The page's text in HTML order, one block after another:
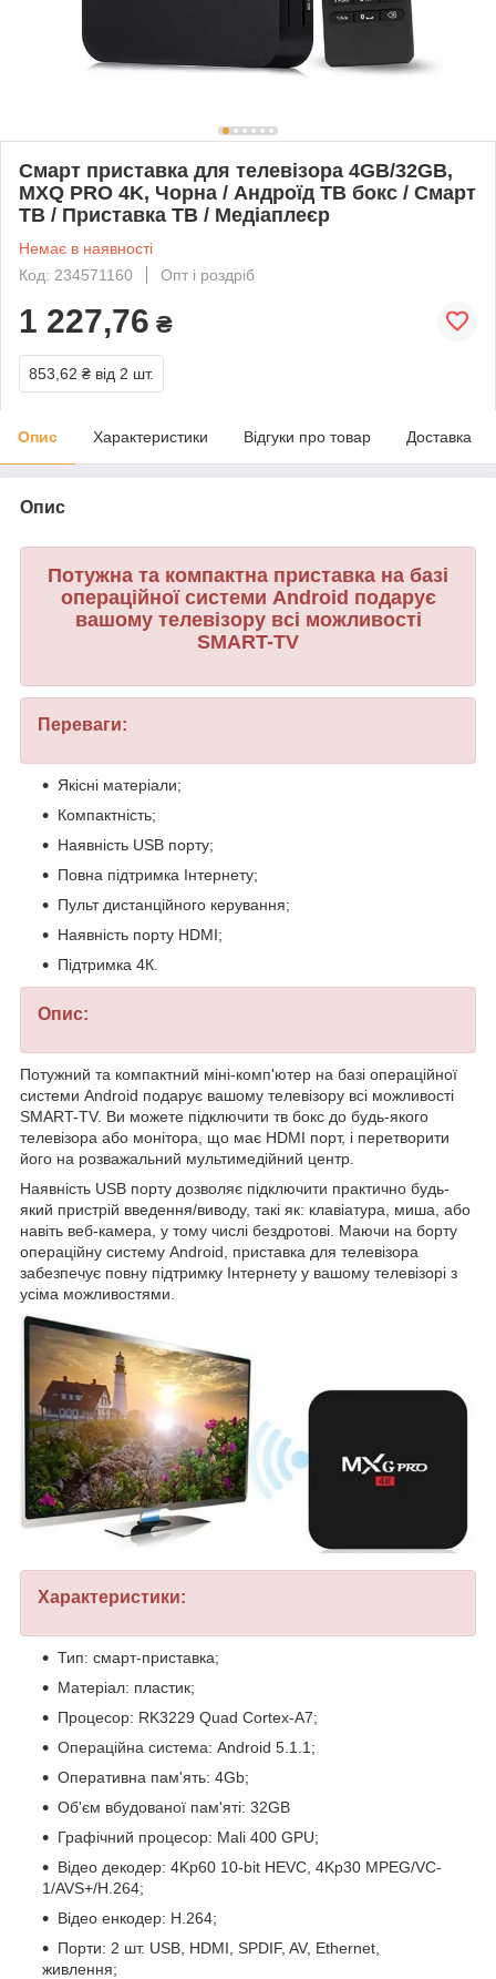
Смарт приставка для телевізора 4GB/32GB,
MXQ PRO 4K, Чорна / Андроїд ТВ бокс / Смарт
ТВ / Приставка ТВ / Медіаплеєр
Немає в наявності
Код: 234571160
Опт і роздріб
1 227,76 ₴
853,62 ₴ від 2 шт.
Опис Характеристики Відгуки про товар Доставка
Опис
Потужна та компактна приставка на базі
операційної системи Android подарує
вашому телевізору всі можливості
SMART-TV
Переваги:
Якісні матеріали;
Компактність;
Наявність USB порту;
Повна підтримка Інтернету;
Пульт дистанційного керування;
Наявність порту HDMI;
Підтримка 4К.
Опис:
Потужний та компактний міні-комп'ютер на базі операційної
системи Android подарує вашому телевізору всі можливості
SMART-TV. Ви можете підключити тв бокс до будь-якого
телевізора або монітора, що має HDMI порт, і перетворити
його на розважальний мультимедійний центр.
Наявність USB порту дозволяє підключити практично будь-
який пристрій введення/виводу, такі як: клавіатура, миша, або
навіть веб-камера, у тому числі бездротові. Маючи на борту
операційну систему Android, приставка для телевізора
забезпечує повну підтримку Інтернету у вашому телевізорі з
усіма можливостями.
Характеристики:
Тип: смарт-приставка;
Матеріал: пластик;
Процесор: RK3229 Quad Cortex-A7;
Операційна система: Android 5.1.1;
Оперативна пам'ять: 4Gb;
Об'єм вбудованої пам'яті: 32GB
Графічний процесор: Mali 400 GPU;
Відео декодер: 4Kp60 10-bit HEVC, 4Kp30 MPEG/VC-
1/AVS+/H.264;
Відео енкодер: H.264;
Порти: 2 шт. USB, HDMI, SPDIF, AV, Ethernet,
живлення;